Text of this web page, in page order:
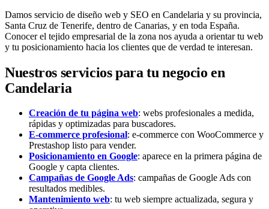
Damos servicio de diseño web y SEO en Candelaria y su provincia,
Santa Cruz de Tenerife, dentro de Canarias, y en toda España.
Conocer el tejido empresarial de la zona nos ayuda a orientar tu web
y tu posicionamiento hacia los clientes que de verdad te interesan.
Nuestros servicios para tu negocio en
Candelaria
Creación de tu página web: webs profesionales a medida,
rápidas y optimizadas para buscadores.
E-commerce profesional: e-commerce con WooCommerce y
Prestashop listo para vender.
Posicionamiento en Google: aparece en la primera página de
Google y capta clientes.
Campañas de Google Ads: campañas de Google Ads con
resultados medibles.
Mantenimiento web: tu web siempre actualizada, segura y